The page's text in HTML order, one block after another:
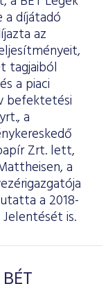
a díjátadó
az
tagjaiból
a piaci
befektetési
a
Zrt. lett,
a
a 2018-
is.